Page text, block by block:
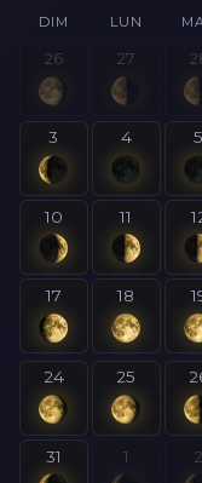
DIM LUN
26 27
3 4 5
10 11
17 18
24 25
31 1 2